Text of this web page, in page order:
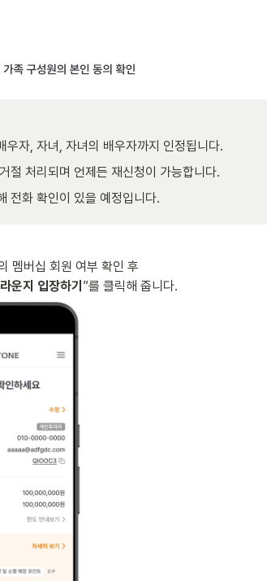
우자, 자녀, 자녀의 배우자까지 인정됩니다.
절 처리되며 언제든 재신청이 가능합니다.
전화 확인이 있을 예정입니다.
멤버십 회원 여부 확인 후
운지 입장하기 ”를 클릭해 줍니다.